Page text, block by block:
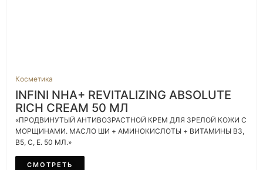
Косметика
INFINI NHA+ REVITALIZING ABSOLUTE
RICH CREAM 50 МЛ
«ПРОДВИНУТЫЙ АНТИВОЗРАСТНОЙ КРЕМ ДЛЯ ЗРЕЛОЙ КОЖИ С
МОРЩИНАМИ. МАСЛО ШИ + АМИНОКИСЛОТЫ + ВИТАМИНЫ B3,
B5, C, E. 50 МЛ.»
СМОТРЕТЬ